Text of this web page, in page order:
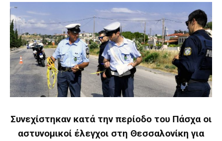
Συνεχίστηκαν κατά την περίοδο του Πάσχα οι
αστυνομικοί έλεγχοι στη Θεσσαλονίκη για